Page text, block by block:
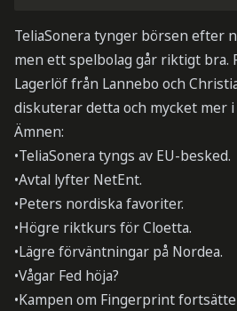
TeliaSonera tynger börsen efter
men ett spelbolag går riktigt bra.
Lagerlöf från Lannebo och
diskuterar detta och mycket mer
Ämnen:
•TeliaSonera tyngs av EU-besked.
•Avtal lyfter NetEnt.
•Peters nordiska favoriter.
•Högre riktkurs för Cloetta.
•Lägre förväntningar på Nordea.
•Vågar Fed höja?
•Kampen om Fingerprint